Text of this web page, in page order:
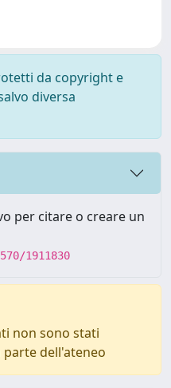
da copyright e
diversa
per citare o creare un
1911830
non sono stati
dell'ateneo